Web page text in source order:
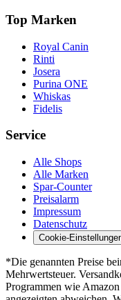
Top Marken
Royal Canin
Rinti
Josera
Purina ONE
Whiskas
Fidelis
Service
Alle Shops
Alle Marken
Spar-Counter
Preisalarm
Impressum
Datenschutz
Cookie-
*Die genannten Preise
Mehrwertsteuer.
Programmen wie